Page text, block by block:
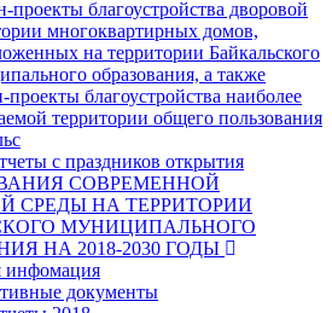
проекты благоустройства дворовой
многоквартирных домов,
на территории Байкальского
образования, а также
проекты благоустройства наиболее
территории общего пользования
с праздников открытия
СОВРЕМЕННОЙ
СРЕДЫ НА ТЕРРИТОРИИ
МУНИЦИПАЛЬНОГО
НА 2018-2030 ГОДЫ
документы